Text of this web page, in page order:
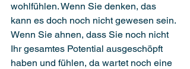
wohlfühlen. Wenn Sie denken, das
kann es doch noch nicht gewesen sein.
Wenn Sie ahnen, dass Sie noch nicht
Ihr gesamtes Potential ausgeschöpft
haben und fühlen, da wartet noch eine